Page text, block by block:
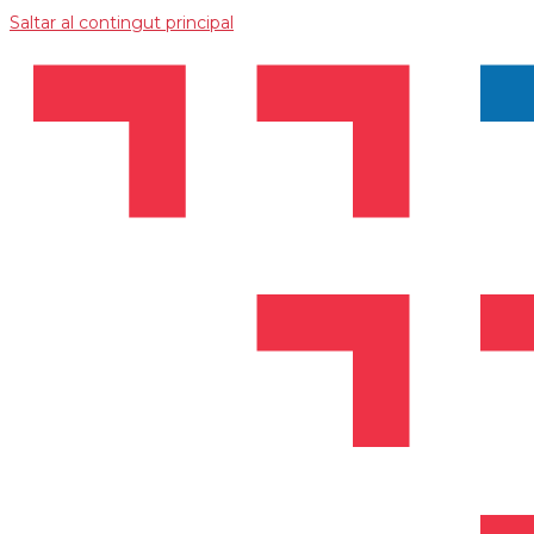
Saltar al contingut principal